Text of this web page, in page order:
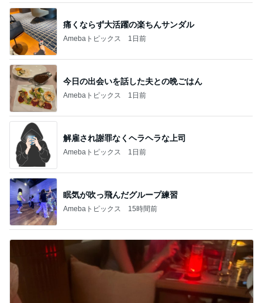
痛くならず大活躍の楽ちんサンダル
Amebaトピックス 1日前
今日の出会いを話した夫との晩ごはん
Amebaトピックス 1日前
解雇され謝罪なくヘラヘラな上司
Amebaトピックス 1日前
眠気が吹っ飛んだグループ練習
Amebaトピックス 15時間前